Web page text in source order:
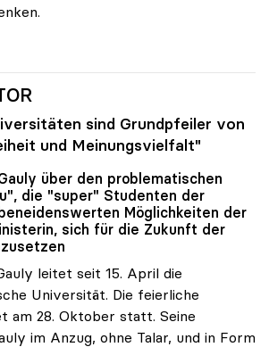
sind Grundpfeiler von
und Meinungsvielfalt"
über den problematischen
die "super" Studenten der
Möglichkeiten der
sich für die Zukunft der
leitet seit 15. April die
Universität. Die feierliche
am 28. Oktober statt. Seine
im Anzug, ohne Talar, und in Form